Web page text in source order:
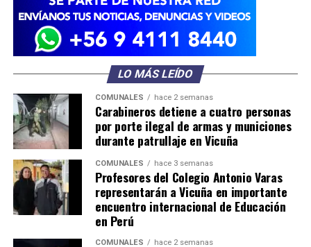
LO MÁS LEÍDO
COMUNALES hace 2 semanas
Carabineros detiene a cuatro personas
por porte ilegal de armas y municiones
durante patrullaje en Vicuña
COMUNALES hace 3 semanas
Profesores del Colegio Antonio Varas
representarán a Vicuña en importante
encuentro internacional de Educación
en Perú
COMUNALES hace 2 semanas